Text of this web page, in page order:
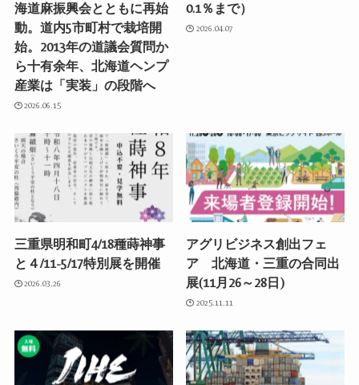
海道麻振興会とともに再始
動。道内5市町村で栽培開
始。2013年の道議会質問か
ら十有余年、北海道ヘンプ
産業は「実装」の段階へ
2026.06.15
0.1％まで）
2026.04.07
三重県明和町4/18種蒔神事
と４/11-5/17特別展を開催
2026.03.26
アグリビジネス創出フェ
ア 北海道・三重の合同出
展(11月26～28日)
2025.11.11